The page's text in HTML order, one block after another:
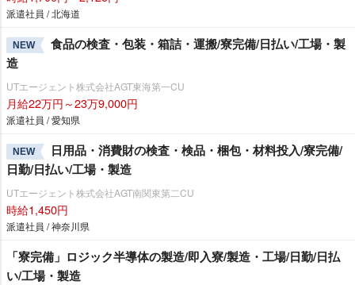
派遣社員 / 北海道
NEW
食品の検査・包装・箱詰・運搬/寮完備/日払い/工場・製
造
UTエージェント株式会社AGT東海第一CU
月給22万円～23万9,000円
派遣社員 / 愛知県
NEW
日用品・消費財の検査・検品・梱包・材料投入/寮完備/
日勤/日払い/工場・製造
UTエージェント株式会社AGT南関東第二CU
時給1,450円
派遣社員 / 神奈川県
「寮完備」ロジック半導体の製造/即入寮/製造・工場/日勤/日払
い/工場・製造